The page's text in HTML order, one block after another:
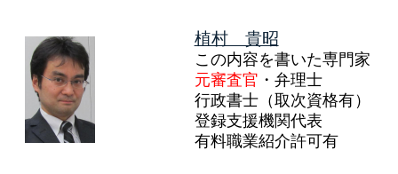
植村 貴昭
この内容を書いた専門家
元審査官 ・弁理士
行政書士（取次資格有）
登録支援機関代表
有料職業紹介許可有